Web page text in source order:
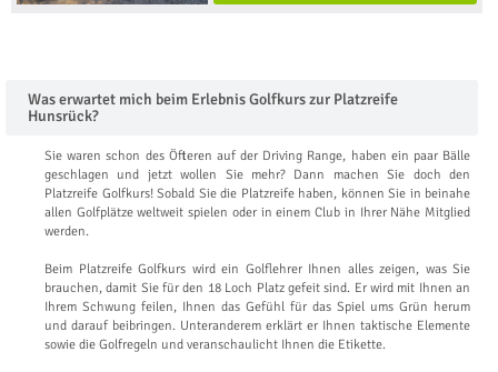
Was erwartet mich beim Erlebnis Golfkurs zur Platzreife
Hunsrück?
Sie waren schon des Öfteren auf der Driving Range, haben ein paar Bälle
geschlagen und jetzt wollen Sie mehr? Dann machen Sie doch den
Platzreife Golfkurs! Sobald Sie die Platzreife haben, können Sie in beinahe
allen Golfplätze weltweit spielen oder in einem Club in Ihrer Nähe Mitglied
werden.
Beim Platzreife Golfkurs wird ein Golflehrer Ihnen alles zeigen, was Sie
brauchen, damit Sie für den 18 Loch Platz gefeit sind. Er wird mit Ihnen an
Ihrem Schwung feilen, Ihnen das Gefühl für das Spiel ums Grün herum
und darauf beibringen. Unteranderem erklärt er Ihnen taktische Elemente
sowie die Golfregeln und veranschaulicht Ihnen die Etikette.